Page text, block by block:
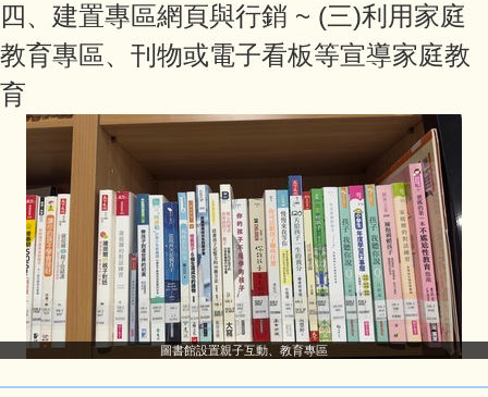
處室人員簡介
學生事務專區
家庭教育專區
防災教育專區
會計專區
人事專區
四、建置專區網頁與行銷 ~ (三)利用家庭
教育專區、刊物或電子看板等宣導家庭教
育
圖書館設置親子互動、教育專區